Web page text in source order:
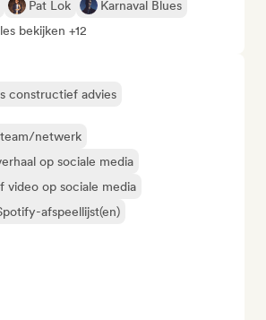
Pat Lok
Karnaval Blues
bekijken +12
constructief advies
netwerk
op sociale media
video op sociale media
afspeellijst(en)